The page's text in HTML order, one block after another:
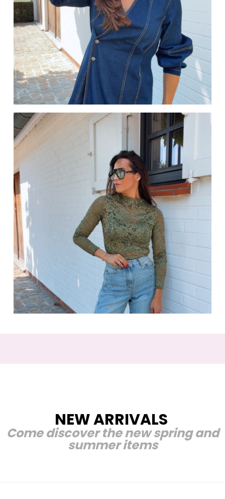
NEW ARRIVALS
Come discover the new spring and
summer items